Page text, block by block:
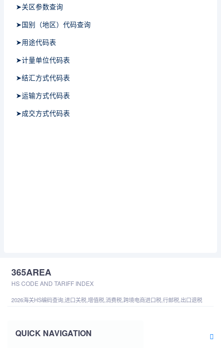
➤关区参数查询
➤国别（地区）代码查询
➤用途代码表
➤计量单位代码表
➤结汇方式代码表
➤运输方式代码表
➤成交方式代码表
365AREA
HS CODE AND TARIFF INDEX
2026海关HS编码查询,进口关税,增值税,消费税,跨境电商进口税,行邮税,出口退税
QUICK NAVIGATION